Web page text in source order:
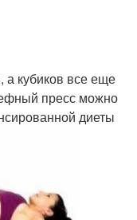
а кубиков все еще
пресс можно
диеты